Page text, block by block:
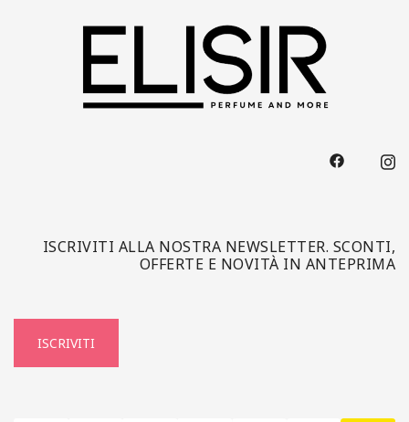
ISCRIVITI ALLA NOSTRA NEWSLETTER. SCONTI,
OFFERTE E NOVITÀ IN ANTEPRIMA
ISCRIVITI